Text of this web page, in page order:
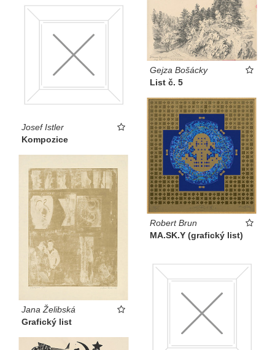
Josef Istler
Kompozice
Gejza Bošácky
List č. 5
Robert Brun
MA.SK.Y (grafický list)
Jana Želibská
Grafický list